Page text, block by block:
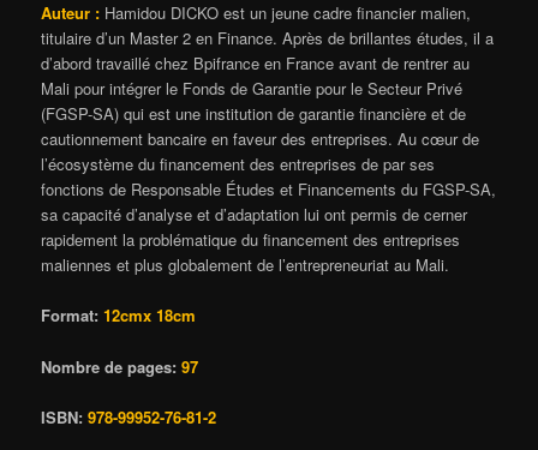
Auteur : Hamidou DICKO est un jeune cadre financier malien,
titulaire d’un Master 2 en Finance. Après de brillantes études, il a
d’abord travaillé chez Bpifrance en France avant de rentrer au
Mali pour intégrer le Fonds de Garantie pour le Secteur Privé
(FGSP-SA) qui est une institution de garantie financière et de
cautionnement bancaire en faveur des entreprises. Au cœur de
l’écosystème du financement des entreprises de par ses
fonctions de Responsable Études et Financements du FGSP-SA,
sa capacité d’analyse et d’adaptation lui ont permis de cerner
rapidement la problématique du financement des entreprises
maliennes et plus globalement de l’entrepreneuriat au Mali.
Format: 12cmx 18cm
Nombre de pages:97
ISBN:978-99952-76-81-2